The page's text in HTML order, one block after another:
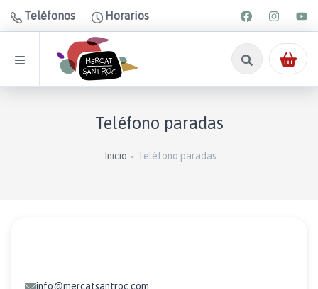
Teléfonos Horarios
Teléfono paradas
Inicio Teléfono paradas
info@mercatsantroc.com